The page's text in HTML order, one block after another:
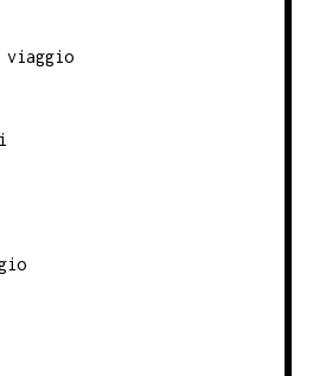
viaggio